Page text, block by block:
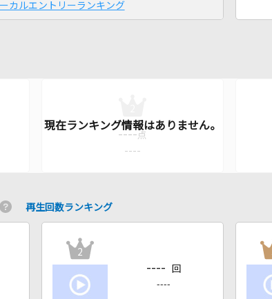
カルエントリーランキング
---- 点
----
再生回数ランキング
2
---- 回
----